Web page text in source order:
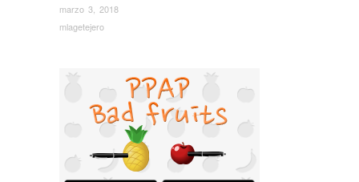
marzo 3, 2018
mlagetejero